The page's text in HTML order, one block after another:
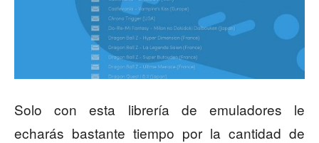
Solo con esta librería de emuladores le
echarás bastante tiempo por la cantidad de